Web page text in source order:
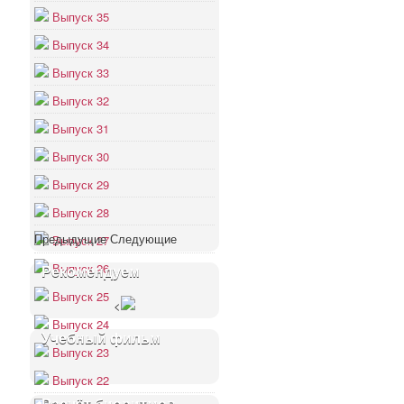
Выпуск 35
Выпуск 34
Выпуск 33
Выпуск 32
Выпуск 31
Выпуск 30
Выпуск 29
Выпуск 28
Выпуск 27
Выпуск 26
Выпуск 25
Выпуск 24
Выпуск 23
Выпуск 22
Предыдущие Следующие
Рекомендуем
<
Учебный фильм